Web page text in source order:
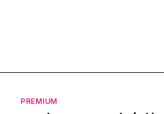
PREMIUM